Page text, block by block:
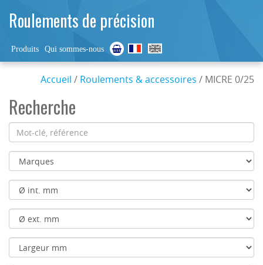
Roulements de précision
Produits Qui sommes-nous
Accueil / Roulements & accessoires / MICRE 0/25
Recherche